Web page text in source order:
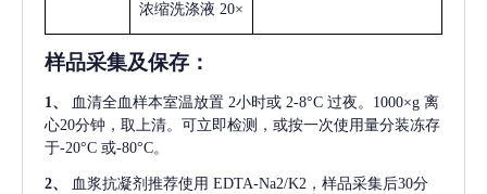
浓缩洗涤液 20×
样品采集及保存 ：
1、 血清全血样本室温放置 2小时或 2-8°C 过夜。1000×g 离
心20分钟，取上清。可立即检测，或按一次使用量分装冻存
于-20°C 或-80°C。
2、 血浆抗凝剂推荐使用 EDTA-Na2/K2，样品采集后30分